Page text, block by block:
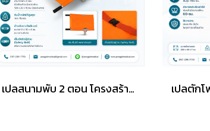
เปลสนามพับ 2 ตอน โครงสร้างอลูมิเนียม สีส้ม รุ่น YDC-1A9